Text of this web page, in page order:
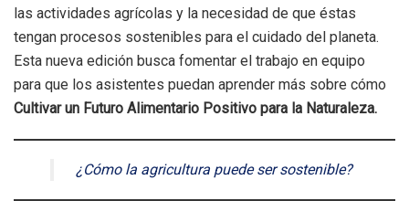
las actividades agrícolas y la necesidad de que éstas
tengan procesos sostenibles para el cuidado del planeta.
Esta nueva edición busca fomentar el trabajo en equipo
para que los asistentes puedan aprender más sobre cómo
Cultivar un Futuro Alimentario Positivo para la Naturaleza.
¿Cómo la agricultura puede ser sostenible?